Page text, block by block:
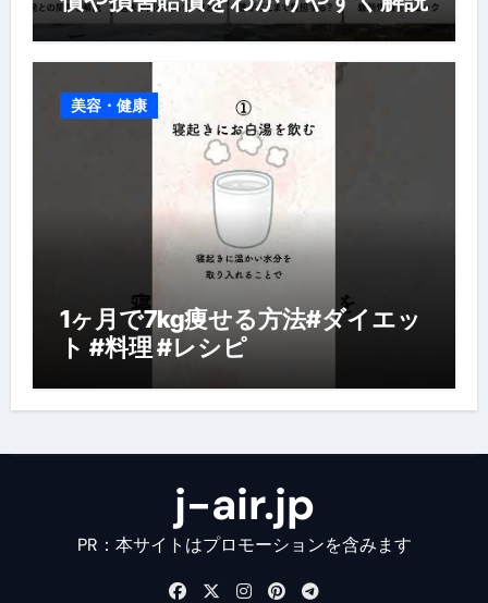
美容・健康
1ヶ月で7kg痩せる方法#ダイエッ
ト #料理 #レシピ
j-air.jp
PR：本サイトはプロモーションを含みます